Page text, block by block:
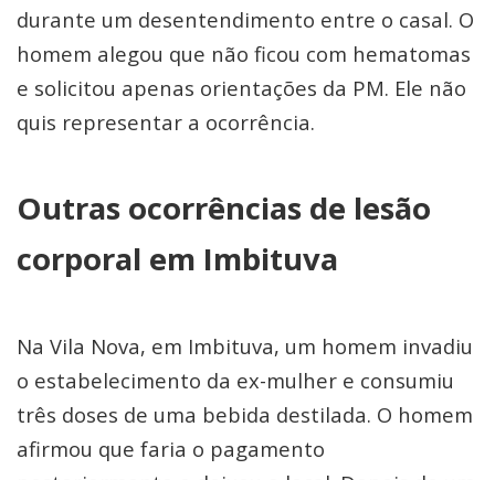
durante um desentendimento entre o casal. O
homem alegou que não ficou com hematomas
e solicitou apenas orientações da PM. Ele não
quis representar a ocorrência.
Outras ocorrências de lesão
corporal em Imbituva
Na Vila Nova, em Imbituva, um homem invadiu
o estabelecimento da ex-mulher e consumiu
três doses de uma bebida destilada. O homem
afirmou que faria o pagamento